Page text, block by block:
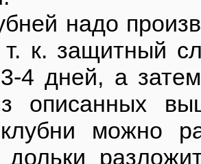
надо
т. к. защитный
4 дней, а
описанных
можно
дольки